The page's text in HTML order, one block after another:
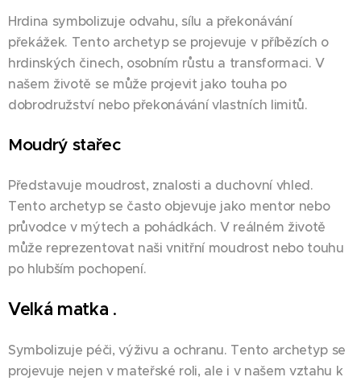
Hrdina symbolizuje odvahu, sílu a překonávání
překážek. Tento archetyp se projevuje v příbězích o
hrdinských činech, osobním růstu a transformaci. V
našem životě se může projevit jako touha po
dobrodružství nebo překonávání vlastních limitů.
Moudrý stařec
Představuje moudrost, znalosti a duchovní vhled.
Tento archetyp se často objevuje jako mentor nebo
průvodce v mýtech a pohádkách. V reálném životě
může reprezentovat naši vnitřní moudrost nebo touhu
po hlubším pochopení.
Velká matka .
Symbolizuje péči, výživu a ochranu. Tento archetyp se
projevuje nejen v mateřské roli, ale i v našem vztahu k